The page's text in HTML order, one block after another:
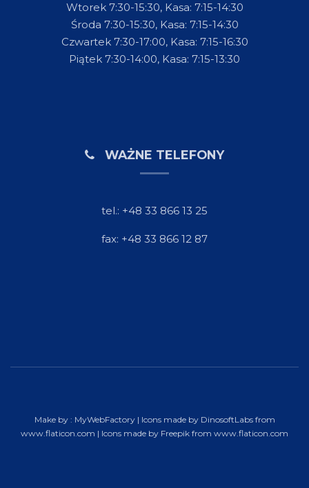
Wtorek 7:30-15:30, Kasa: 7:15-14:30
Środa 7:30-15:30, Kasa: 7:15-14:30
Czwartek 7:30-17:00, Kasa: 7:15-16:30
Piątek 7:30-14:00, Kasa: 7:15-13:30
WAŻNE TELEFONY
tel.: +48 33 866 13 25
fax: +48 33 866 12 87
Make by : MyWebFactory | Icons made by DinosoftLabsfrom
www.flaticon.com | Icons made by Freepik from www.flaticon.com